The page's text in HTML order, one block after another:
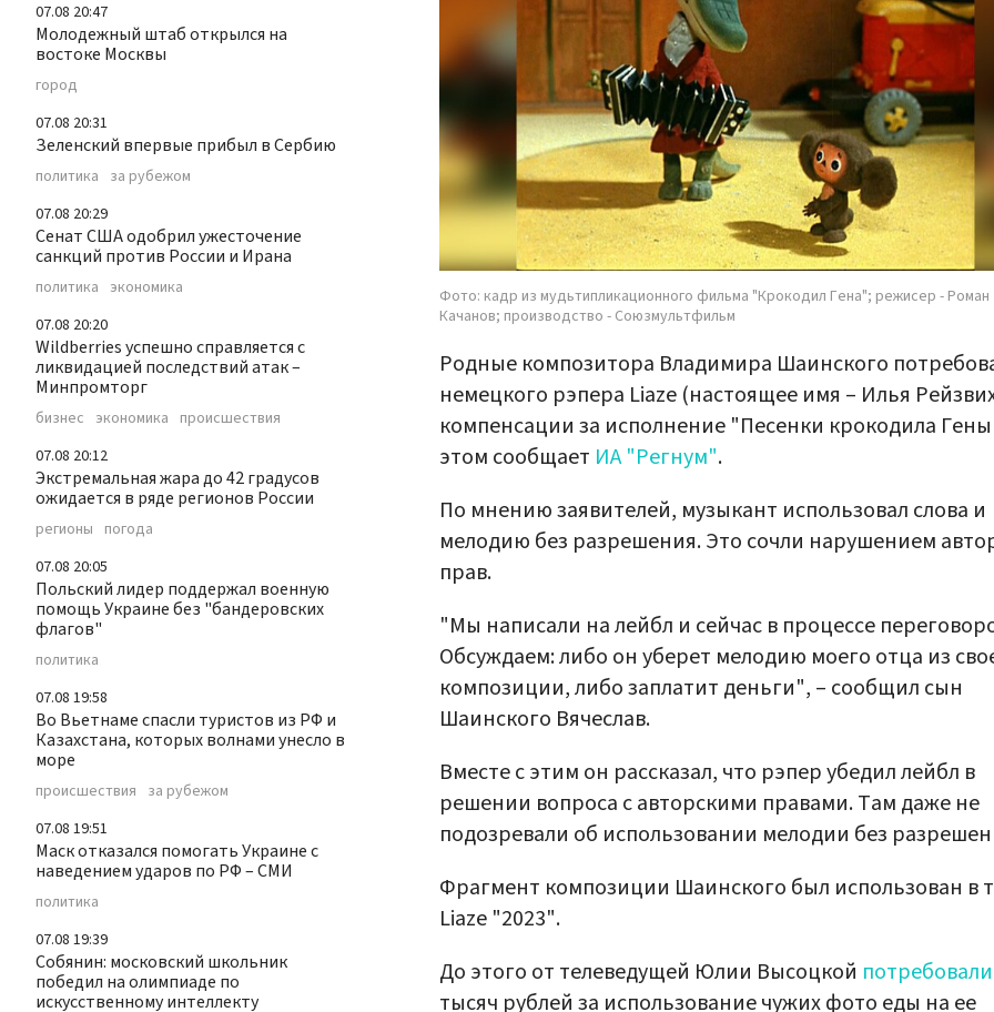
07.08 20:47
Молодежный штаб открылся на
востоке Москвы
город
07.08 20:31
Зеленский впервые прибыл в Сербию
политика за рубежом
07.08 20:29
Сенат США одобрил ужесточение
санкций против России и Ирана
политика экономика
07.08 20:20
Wildberries успешно справляется с
ликвидацией последствий атак –
Минпромторг
бизнес экономика происшествия
07.08 20:12
Экстремальная жара до 42 градусов
ожидается в ряде регионов России
регионы погода
07.08 20:05
Польский лидер поддержал военную
помощь Украине без "бандеровских
флагов"
политика
07.08 19:58
Во Вьетнаме спасли туристов из РФ и
Казахстана, которых волнами унесло в
море
происшествия за рубежом
07.08 19:51
Маск отказался помогать Украине с
наведением ударов по РФ – СМИ
политика
07.08 19:39
Собянин: московский школьник
победил на олимпиаде по
искусственному интеллекту
Фото: кадр из мудьтипликационного фильма "Крокодил Гена"; режисер - Роман
Качанов; производство - Союзмультфильм
Родные композитора Владимира Шаинского
немецкого рэпера Liaze (настоящее имя – Илья
компенсации за исполнение "Песенки крокодила
этом сообщает ИА "Регнум".
По мнению заявителей, музыкант использовал слова и
мелодию без разрешения. Это сочли нарушением
прав.
"Мы написали на лейбл и сейчас в процессе
Обсуждаем: либо он уберет мелодию моего отца из
композиции, либо заплатит деньги", – сообщил сын
Шаинского Вячеслав.
Вместе с этим он рассказал, что рэпер убедил лейбл в
решении вопроса с авторскими правами. Там даже не
подозревали об использовании мелодии без
Фрагмент композиции Шаинского был использован в
Liaze "2023".
До этого от телеведущей Юлии Высоцкой потребовали
тысяч рублей за использование чужих фото еды на ее